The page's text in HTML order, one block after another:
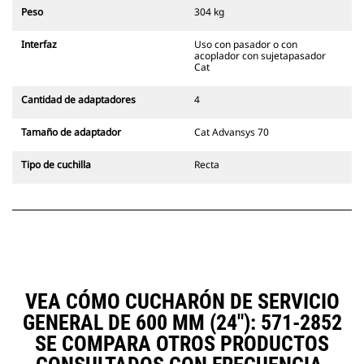
operador.
Cat son compatibles con las
Excavadoras de Cadenas 311-352 y
ruedas. También hay acopladores
disponibles.
sistema acoplador especializado
especializados CW cuentan con un
CW disponibles para todas las
excavadoras de ruedas y cadenas.
Peso 304 kg
Interfaz
Uso con pasador o con
acoplador con sujetapasador
Cat
Cantidad de adaptadores 4
Tamaño de adaptador Cat Advansys 70
Tipo de cuchilla Recta
VEA CÓMO CUCHARÓN DE SERVICIO
GENERAL DE 600 MM (24"): 571-2852
SE COMPARA OTROS PRODUCTOS